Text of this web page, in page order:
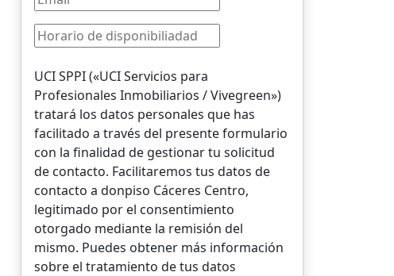
UCI SPPI («UCI Servicios para
Profesionales Inmobiliarios / Vivegreen»)
tratará los datos personales que has
facilitado a través del presente formulario
con la finalidad de gestionar tu solicitud
de contacto. Facilitaremos tus datos de
contacto a donpiso Cáceres Centro,
legitimado por el consentimiento
otorgado mediante la remisión del
mismo. Puedes obtener más información
sobre el tratamiento de tus datos